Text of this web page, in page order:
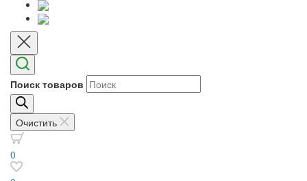
Поиск товаров
Очистить
0